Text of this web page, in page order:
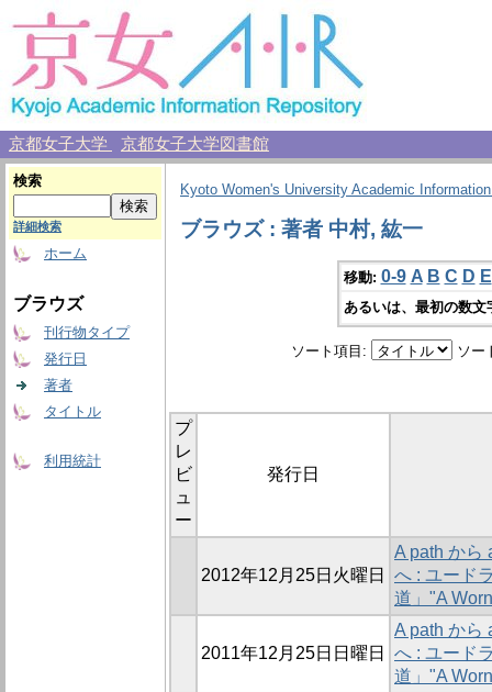
京都女子大学 京都女子大学図書館
検索
詳細検索
ホーム
ブラウズ
刊行物タイプ
発行日
著者
タイトル
利用統計
Kyoto Women's University Academic
ブラウズ : 著者 中村, 紘一
移動: 0-9 A B C D E
あるいは、最初の数
ソート項目: ソー
プ
レ
ビ
ュ
ー
発行日
2012年12月25日火曜日
A path から
へ : ユード
道」"A
2011年12月25日日曜日
A path から
へ : ユード
道」"A